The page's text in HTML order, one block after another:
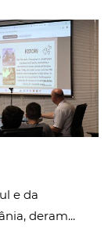
e da
deram...